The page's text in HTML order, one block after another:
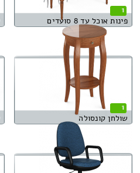
1
פינות אוכל עד 8 סועדים
1
שולחן קונסולה